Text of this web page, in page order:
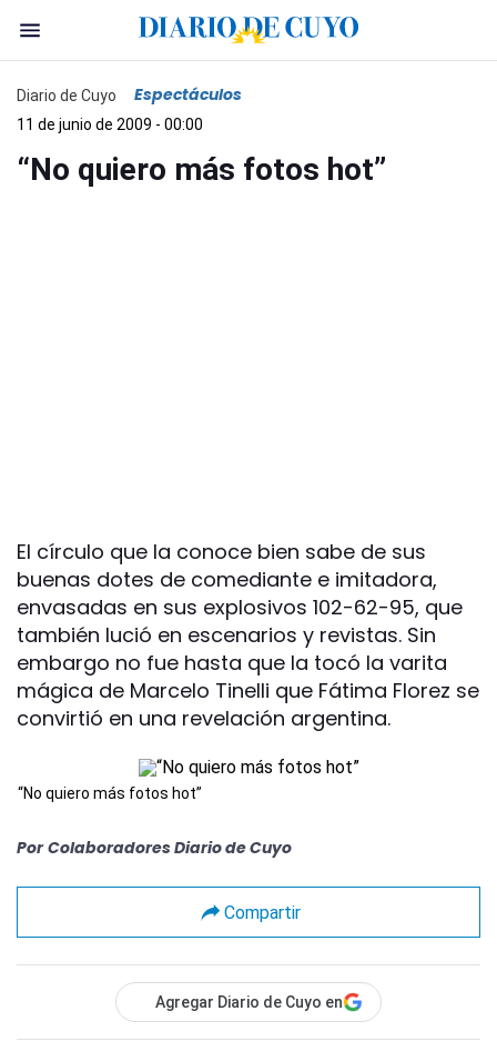
Diario de Cuyo Espectáculos
11 de junio de 2009 - 00:00
“No quiero más fotos hot”
El círculo que la conoce bien sabe de sus
buenas dotes de comediante e imitadora,
envasadas en sus explosivos 102-62-95, que
también lució en escenarios y revistas. Sin
embargo no fue hasta que la tocó la varita
mágica de Marcelo Tinelli que Fátima Florez se
convirtió en una revelación argentina.
“No quiero más fotos hot”
Por Colaboradores Diario de Cuyo
Compartir
Agregar Diario de Cuyo en